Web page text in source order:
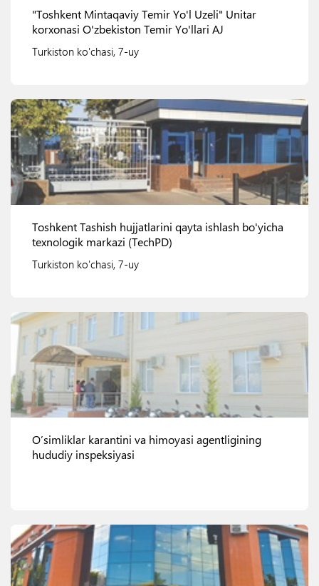
"Toshkent Mintaqaviy Temir Yo'l Uzeli" Unitar
korxonasi O'zbekiston Temir Yo'llari AJ
Turkiston ko'chasi, 7-uy
Ko'rish
Toshkent Tashish hujjatlarini qayta ishlash bo'yicha
texnologik markazi (TechPD)
Turkiston ko'chasi, 7-uy
Ko'rish
Oʼsimliklar karantini va himoyasi agentligining
hududiy inspeksiyasi
Ko'rish